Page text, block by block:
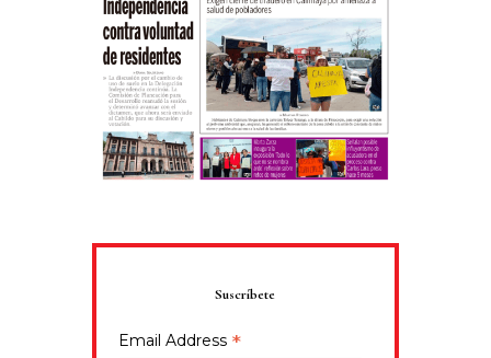
Suscríbete
Email Address *